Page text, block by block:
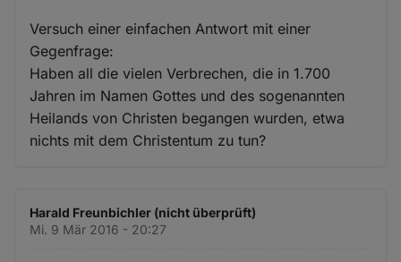
Versuch einer einfachen Antwort mit einer
Gegenfrage:
Haben all die vielen Verbrechen, die in 1.700
Jahren im Namen Gottes und des sogenannten
Heilands von Christen begangen wurden, etwa
nichts mit dem Christentum zu tun?
Harald Freunbichler (nicht überprüft)
Mi. 9 Mär 2016 - 20:27